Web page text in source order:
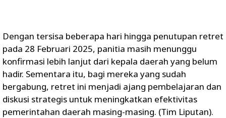
Dengan tersisa beberapa hari hingga penutupan retret
pada 28 Februari 2025, panitia masih menunggu
konfirmasi lebih lanjut dari kepala daerah yang belum
hadir. Sementara itu, bagi mereka yang sudah
bergabung, retret ini menjadi ajang pembelajaran dan
diskusi strategis untuk meningkatkan efektivitas
pemerintahan daerah masing-masing. (Tim Liputan).